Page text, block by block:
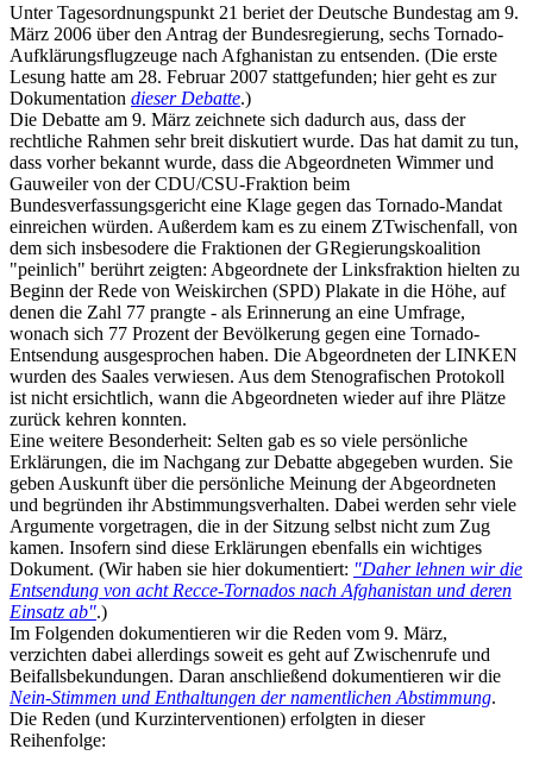
Unter Tagesordnungspunkt 21 beriet der Deutsche Bundestag am 9.
März 2006 über den Antrag der Bundesregierung, sechs Tornado-
Aufklärungsflugzeuge nach Afghanistan zu entsenden. (Die erste
Lesung hatte am 28. Februar 2007 stattgefunden; hier geht es zur
Dokumentation dieser Debatte.)
Die Debatte am 9. März zeichnete sich dadurch aus, dass der
rechtliche Rahmen sehr breit diskutiert wurde. Das hat damit zu tun,
dass vorher bekannt wurde, dass die Abgeordneten Wimmer und
Gauweiler von der CDU/CSU-Fraktion beim
Bundesverfassungsgericht eine Klage gegen das Tornado-Mandat
einreichen würden. Außerdem kam es zu einem ZTwischenfall, von
dem sich insbesodere die Fraktionen der GRegierungskoalition
"peinlich" berührt zeigten: Abgeordnete der Linksfraktion hielten zu
Beginn der Rede von Weiskirchen (SPD) Plakate in die Höhe, auf
denen die Zahl 77 prangte - als Erinnerung an eine Umfrage,
wonach sich 77 Prozent der Bevölkerung gegen eine Tornado-
Entsendung ausgesprochen haben. Die Abgeordneten der LINKEN
wurden des Saales verwiesen. Aus dem Stenografischen Protokoll
ist nicht ersichtlich, wann die Abgeordneten wieder auf ihre Plätze
zurück kehren konnten.
Eine weitere Besonderheit: Selten gab es so viele persönliche
Erklärungen, die im Nachgang zur Debatte abgegeben wurden. Sie
geben Auskunft über die persönliche Meinung der Abgeordneten
und begründen ihr Abstimmungsverhalten. Dabei werden sehr viele
Argumente vorgetragen, die in der Sitzung selbst nicht zum Zug
kamen. Insofern sind diese Erklärungen ebenfalls ein wichtiges
Dokument. (Wir haben sie hier dokumentiert: "Daher lehnen wir die
Entsendung von acht Recce-Tornados nach Afghanistan und deren
Einsatz ab".)
Im Folgenden dokumentieren wir die Reden vom 9. März,
verzichten dabei allerdings soweit es geht auf Zwischenrufe und
Beifallsbekundungen. Daran anschließend dokumentieren wir die
Nein-Stimmen und Enthaltungen der namentlichen Abstimmung.
Die Reden (und Kurzinterventionen) erfolgten in dieser
Reihenfolge: